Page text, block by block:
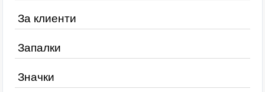
За клиенти
Запалки
Значки